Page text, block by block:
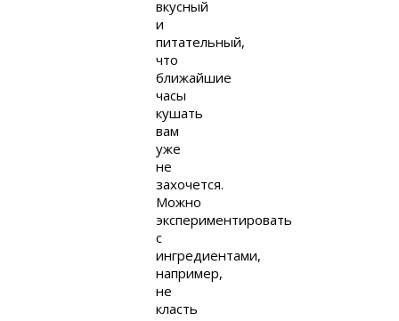
вкусный
и
питательный,
что
ближайшие
часы
кушать
вам
уже
не
захочется.
Можно
экспериментировать
с
ингредиентами,
например,
не
класть